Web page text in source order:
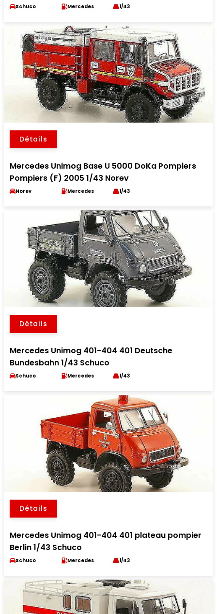
Schuco Mercedes 1/43
Détails
Mercedes Unimog Base U 5000 DoKa Pompiers
Pompiers (F) 2005 1/43 Norev
Norev Mercedes 1/43
Détails
Mercedes Unimog 401-404 401 Deutsche
Bundesbahn 1/43 Schuco
Schuco Mercedes 1/43
Détails
Mercedes Unimog 401-404 401 plateau pompier
Berlin 1/43 Schuco
Schuco Mercedes 1/43